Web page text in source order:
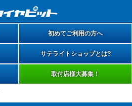
初めてご利用の方へ
サテライトショップとは?
取付店様大募集！